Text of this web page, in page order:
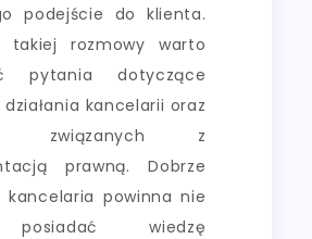
podejście do klienta.
takiej rozmowy warto
pytania dotyczące
kancelarii oraz
związanych z
prawną. Dobrze
kancelaria powinna nie
wiedzę